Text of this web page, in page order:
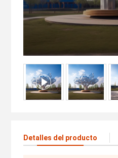
Detalles del producto